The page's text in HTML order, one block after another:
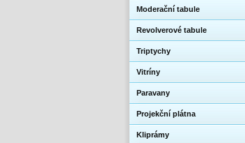
Moderační tabule
Revolverové tabule
Triptychy
Vitríny
Paravany
Projekční plátna
Kliprámy